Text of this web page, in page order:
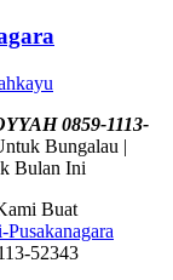
0859-1113-
Bungalau |
Bulan Ini
Buat
52343